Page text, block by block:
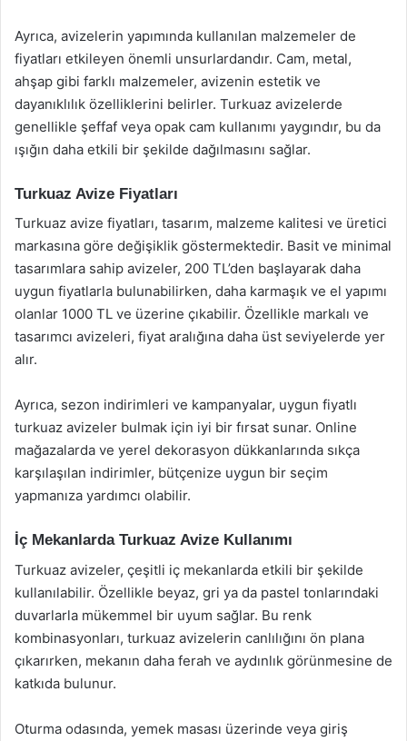
Ayrıca, avizelerin yapımında kullanılan malzemeler de
fiyatları etkileyen önemli unsurlardandır. Cam, metal,
ahşap gibi farklı malzemeler, avizenin estetik ve
dayanıklılık özelliklerini belirler. Turkuaz avizelerde
genellikle şeffaf veya opak cam kullanımı yaygındır, bu da
ışığın daha etkili bir şekilde dağılmasını sağlar.
Turkuaz Avize Fiyatları
Turkuaz avize fiyatları, tasarım, malzeme kalitesi ve üretici
markasına göre değişiklik göstermektedir. Basit ve minimal
tasarımlara sahip avizeler, 200 TL’den başlayarak daha
uygun fiyatlarla bulunabilirken, daha karmaşık ve el yapımı
olanlar 1000 TL ve üzerine çıkabilir. Özellikle markalı ve
tasarımcı avizeleri, fiyat aralığına daha üst seviyelerde yer
alır.
Ayrıca, sezon indirimleri ve kampanyalar, uygun fiyatlı
turkuaz avizeler bulmak için iyi bir fırsat sunar. Online
mağazalarda ve yerel dekorasyon dükkanlarında sıkça
karşılaşılan indirimler, bütçenize uygun bir seçim
yapmanıza yardımcı olabilir.
İç Mekanlarda Turkuaz Avize Kullanımı
Turkuaz avizeler, çeşitli iç mekanlarda etkili bir şekilde
kullanılabilir. Özellikle beyaz, gri ya da pastel tonlarındaki
duvarlarla mükemmel bir uyum sağlar. Bu renk
kombinasyonları, turkuaz avizelerin canlılığını ön plana
çıkarırken, mekanın daha ferah ve aydınlık görünmesine de
katkıda bulunur.
Oturma odasında, yemek masası üzerinde veya giriş